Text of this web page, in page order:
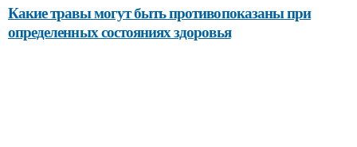
Какие травы могут быть противопоказаны при
определенных состояниях здоровья